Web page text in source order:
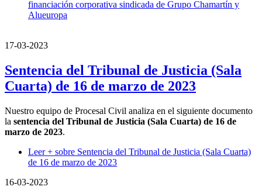
financiación corporativa sindicada de Grupo Chamartín y
Alueuropa
17-03-2023
Sentencia del Tribunal de Justicia (Sala
Cuarta) de 16 de marzo de 2023
Nuestro equipo de Procesal Civil analiza en el siguiente documento
la sentencia del Tribunal de Justicia (Sala Cuarta) de 16 de
marzo de 2023.
Leer + sobre Sentencia del Tribunal de Justicia (Sala Cuarta)
de 16 de marzo de 2023
16-03-2023